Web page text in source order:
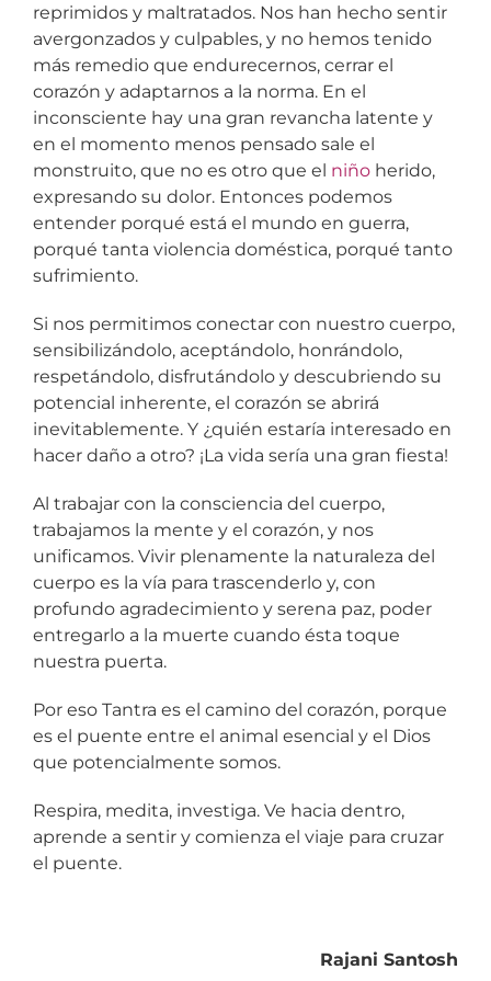
reprimidos y maltratados. Nos han hecho sentir
avergonzados y culpables, y no hemos tenido
más remedio que endurecernos, cerrar el
corazón y adaptarnos a la norma. En el
inconsciente hay una gran revancha latente y
en el momento menos pensado sale el
monstruito, que no es otro que el niñoherido,
expresando su dolor. Entonces podemos
entender porqué está el mundo en guerra,
porqué tanta violencia doméstica, porqué tanto
sufrimiento.
Si nos permitimos conectar con nuestro cuerpo,
sensibilizándolo, aceptándolo, honrándolo,
respetándolo, disfrutándolo y descubriendo su
potencial inherente, el corazón se abrirá
inevitablemente. Y ¿quién estaría interesado en
hacer daño a otro? ¡La vida sería una gran fiesta!
Al trabajar con la consciencia del cuerpo,
trabajamos la mente y el corazón, y nos
unificamos. Vivir plenamente la naturaleza del
cuerpo es la vía para trascenderlo y, con
profundo agradecimiento y serena paz, poder
entregarlo a la muerte cuando ésta toque
nuestra puerta.
Por eso Tantra es el camino del corazón, porque
es el puente entre el animal esencial y el Dios
que potencialmente somos.
Respira, medita, investiga. Ve hacia dentro,
aprende a sentir y comienza el viaje para cruzar
el puente.
Rajani Santosh